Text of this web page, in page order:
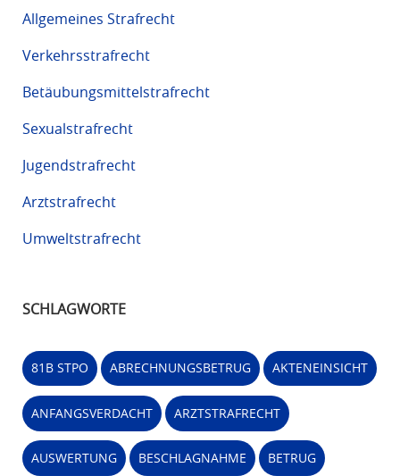
Allgemeines Strafrecht
Verkehrsstrafrecht
Betäubungsmittelstrafrecht
Sexualstrafrecht
Jugendstrafrecht
Arztstrafrecht
Umweltstrafrecht
SCHLAGWORTE
81B STPO ABRECHNUNGSBETRUG AKTENEINSICHT
ANFANGSVERDACHT ARZTSTRAFRECHT
AUSWERTUNG BESCHLAGNAHME BETRUG